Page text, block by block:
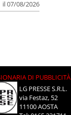
il 07/08/2026
DI PUBBLICITÀ
LG PRESSE S.R.L.
via Festaz, 52
11100 AOSTA